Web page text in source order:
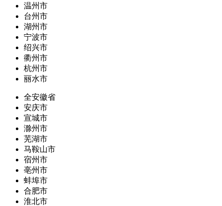
温州市
台州市
湖州市
宁波市
绍兴市
衢州市
杭州市
丽水市
全安徽省
安庆市
宣城市
滁州市
芜湖市
马鞍山市
宿州市
亳州市
蚌埠市
合肥市
淮北市